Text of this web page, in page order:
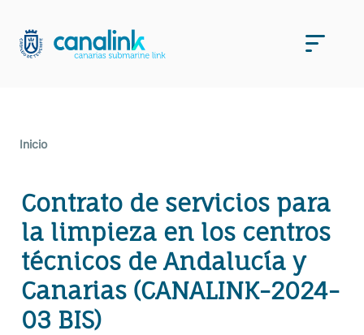
contenido
Inicio
Contrato de servicios para
la limpieza en los centros
técnicos de Andalucía y
Canarias (CANALINK-2024-
03 BIS)